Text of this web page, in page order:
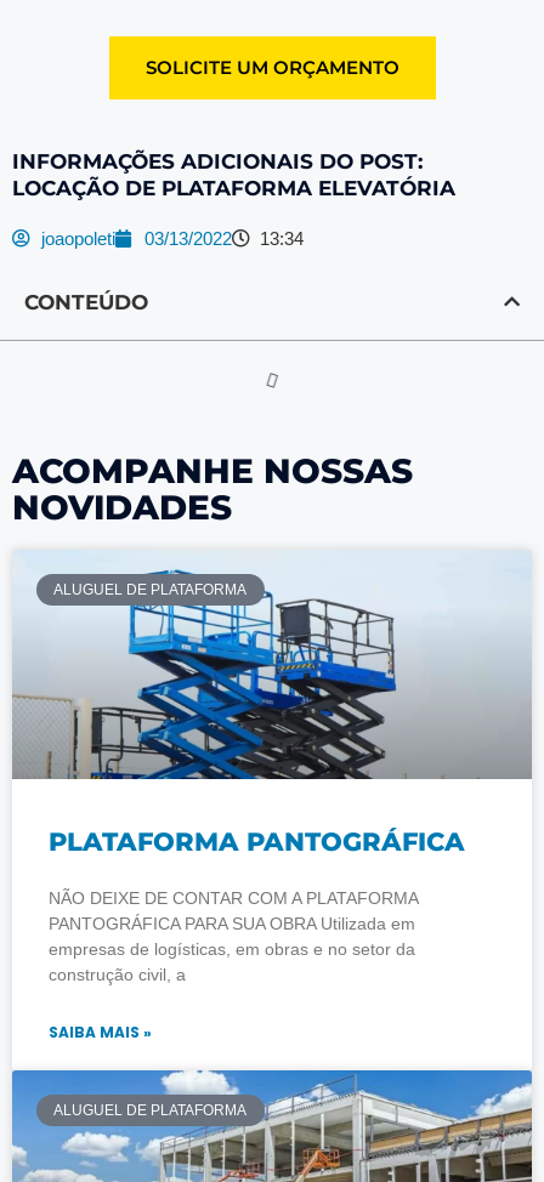
SOLICITE UM ORÇAMENTO
INFORMAÇÕES ADICIONAIS DO POST:
LOCAÇÃO DE PLATAFORMA ELEVATÓRIA
joaopoleti 03/13/2022 13:34
CONTEÚDO
ACOMPANHE NOSSAS
NOVIDADES
ALUGUEL DE PLATAFORMA
PLATAFORMA PANTOGRÁFICA
NÃO DEIXE DE CONTAR COM A PLATAFORMA
PANTOGRÁFICA PARA SUA OBRA Utilizada em
empresas de logísticas, em obras e no setor da
construção civil, a
SAIBA MAIS »
ALUGUEL DE PLATAFORMA